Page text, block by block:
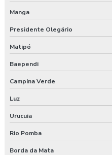
Manga
Presidente Olegário
Matipó
Baependi
Campina Verde
Luz
Urucuia
Rio Pomba
Borda da Mata